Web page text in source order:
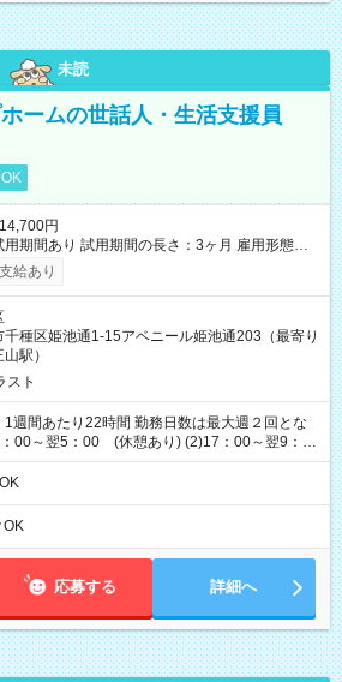
未読
ームの世話人・生活支援員
円
用期間あり 試用期間の長さ：3ヶ月 雇用形態、
同じです。
給あり
種区姫池通1-15アベニール姫池通203（最寄り
駅）
スト
1週間あたり22時間 勤務日数は最大週２回とな
00～翌5：00 (休憩あり) (2)17：00～翌9：
平均労働時間：1週間あたり22
最大週２回となります。 (1)22：00～翌5：00
OK
応募する 詳細へ